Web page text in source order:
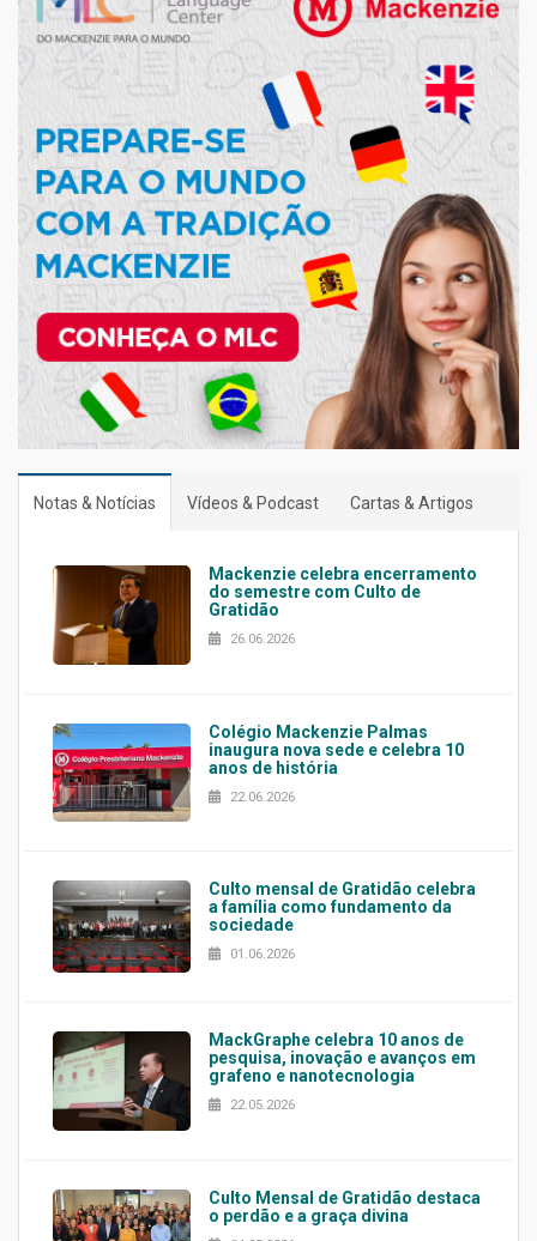
Notas & Notícias Vídeos & Podcast Cartas & Artigos
Mackenzie celebra encerramento
do semestre com Culto de
Gratidão
26.06.2026
Colégio Mackenzie Palmas
inaugura nova sede e celebra 10
anos de história
22.06.2026
Culto mensal de Gratidão celebra
a família como fundamento da
sociedade
01.06.2026
MackGraphe celebra 10 anos de
pesquisa, inovação e avanços em
grafeno e nanotecnologia
22.05.2026
Culto Mensal de Gratidão destaca
o perdão e a graça divina